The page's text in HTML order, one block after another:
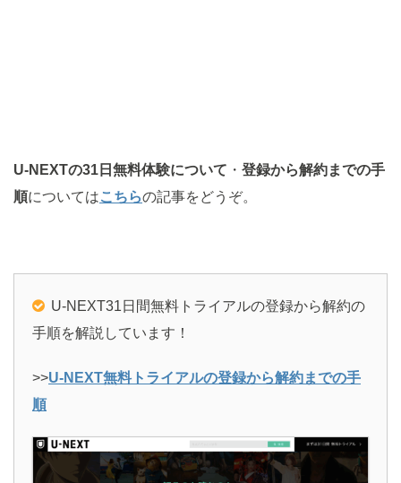
U-NEXTの31日無料体験について ・ 登録から解約までの手
順についてはこちらの記事をどうぞ。
U-NEXT31日間無料トライアルの登録から解約の
手順を解説しています！
>>U-NEXT無料トライアルの登録から解約までの手
順